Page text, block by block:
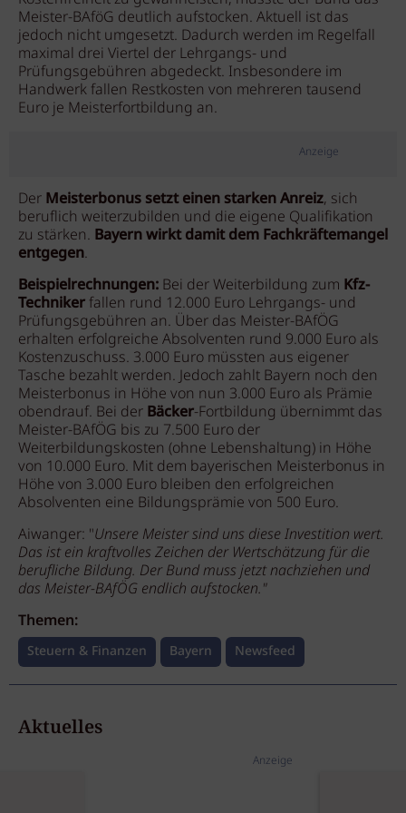
Meister-BAföG deutlich aufstocken. Aktuell ist das
jedoch nicht umgesetzt. Dadurch werden im Regelfall
maximal drei Viertel der Lehrgangs- und
Prüfungsgebühren abgedeckt. Insbesondere im
Handwerk fallen Restkosten von mehreren tausend
Euro je Meisterfortbildung an.
Anzeige
Der Meisterbonus setzt einen starken Anreiz, sich
beruflich weiterzubilden und die eigene Qualifikation
zu stärken. Bayern wirkt damit dem Fachkräftemangel
entgegen.
Beispielrechnungen: Bei der Weiterbildung zum Kfz-
Techniker fallen rund 12.000 Euro Lehrgangs- und
Prüfungsgebühren an. Über das Meister-BAfÖG
erhalten erfolgreiche Absolventen rund 9.000 Euro als
Kostenzuschuss. 3.000 Euro müssten aus eigener
Tasche bezahlt werden. Jedoch zahlt Bayern noch den
Meisterbonus in Höhe von nun 3.000 Euro als Prämie
obendrauf. Bei der Bäcker-Fortbildung übernimmt das
Meister-BAfÖG bis zu 7.500 Euro der
Weiterbildungskosten (ohne Lebenshaltung) in Höhe
von 10.000 Euro. Mit dem bayerischen Meisterbonus in
Höhe von 3.000 Euro bleiben den erfolgreichen
Absolventen eine Bildungsprämie von 500 Euro.
Aiwanger: "Unsere Meister sind uns diese Investition wert.
Das ist ein kraftvolles Zeichen der Wertschätzung für die
berufliche Bildung. Der Bund muss jetzt nachziehen und
das Meister-BAfÖG endlich aufstocken."
Themen:
Steuern & Finanzen Bayern Newsfeed
Aktuelles
Anzeige